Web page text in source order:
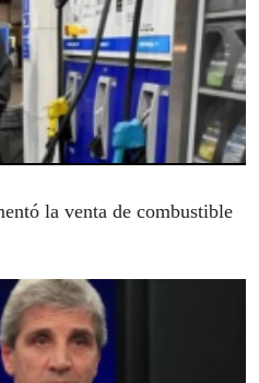
la venta de combustible